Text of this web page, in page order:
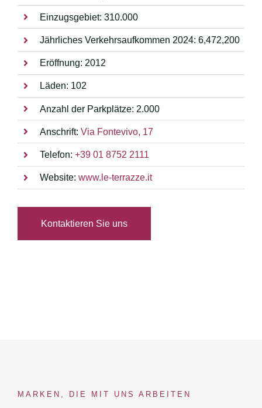
Einzugsgebiet: 310.000
Jährliches Verkehrsaufkommen 2024: 6,472,200
Eröffnung: 2012
Läden: 102
Anzahl der Parkplätze: 2.000
Anschrift:Via Fontevivo, 17
Telefon:+39 01 8752 2111
Website:www.le-terrazze.it
Kontaktieren Sie uns
MARKEN, DIE MIT UNS ARBEITEN